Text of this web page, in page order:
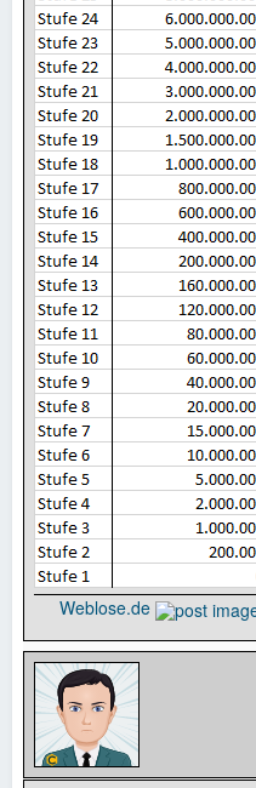
Weblose.de